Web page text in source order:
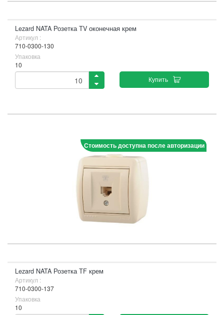
Lezard NATA Розетка ТV оконечная крем
Артикул :
710-0300-130
Упаковка
10
Купить
Стоимость доступна после авторизации
Lezard NATA Розетка ТF крем
Артикул :
710-0300-137
Упаковка
10